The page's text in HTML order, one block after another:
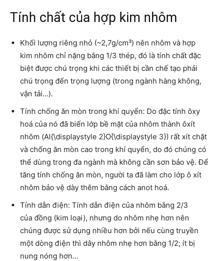
Tính chất của hợp kim nhôm
Khối lượng riêng nhỏ (~2,7g/cm³) nên nhôm và hợp
kim nhôm chỉ nặng bằng 1/3 thép, đó là tính chất đặc
biệt được chú trọng khi các thiết bị cần chế tạo phải
chú trọng đến trọng lượng (trong ngành hàng không,
vận tải…).
Tính chống ăn mòn trong khí quyển: Do đặc tính ôxy
hoá của nó đã biến lớp bề mặt của nhôm thành ôxít
nhôm (Al{\displaystyle 2}O{\displaystyle 3}) rất xít chặt
và chống ăn mòn cao trong khí quyển, do đó chúng có
thể dùng trong đa ngành mà không cần sơn bảo vệ. Để
tăng tính chống ăn mòn, người ta đã làm cho lớp ô xít
nhôm bảo vệ dày thêm bằng cách anot hoá.
Tính dẫn điện: Tính dẫn điện của nhôm bằng 2/3
của đồng (kim loại), nhưng do nhôm nhẹ hơn nên
chúng được sử dụng nhiều hơn bởi nếu cùng truyền
một dòng điện thì dây nhôm nhẹ hơn bằng 1/2; ít bị
nung nóng hơn…